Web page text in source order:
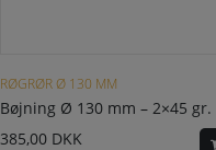
RØGRØR Ø 130 MM
Bøjning Ø 130 mm – 2×45 gr.
385,00 DKK